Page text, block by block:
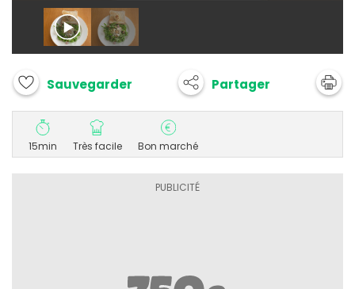
Sauvegarder Partager
15min Très facile Bon marché